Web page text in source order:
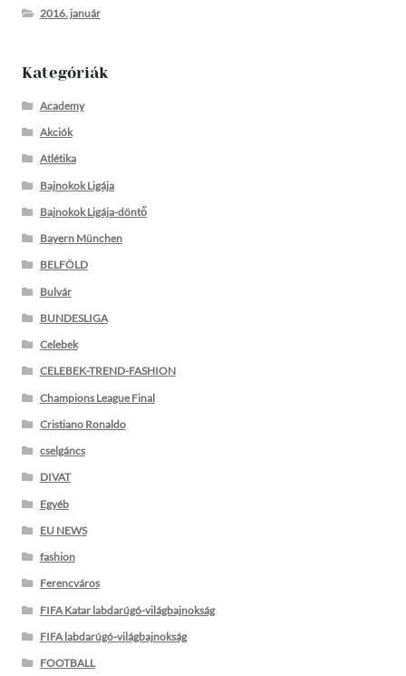
2016. január
Kategóriák
Academy
Akciók
Atlétika
Bajnokok Ligája
Bajnokok Ligája-döntő
Bayern München
BELFÖLD
Bulvár
BUNDESLIGA
Celebek
CELEBEK-TREND-FASHION
Champions League Final
Cristiano Ronaldo
cselgáncs
DIVAT
Egyéb
EU NEWS
fashion
Ferencváros
FIFA Katar labdarúgó-világbajnokság
FIFA labdarúgó-világbajnokság
FOOTBALL